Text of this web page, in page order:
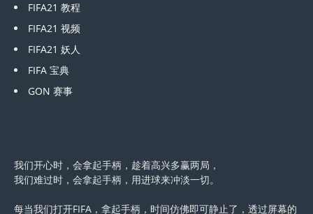
FIFA21 教程
FIFA21 视频
FIFA21 妖人
FIFA 宝典
GON 赛事
我们开心时，会拿起手柄，趁着高兴多赢两局，
我们难过时，会拿起手柄，用进球来冲淡一切。
每当我们打开FIFA，拿起手柄，时间仿佛即可静止了，透过屏幕的